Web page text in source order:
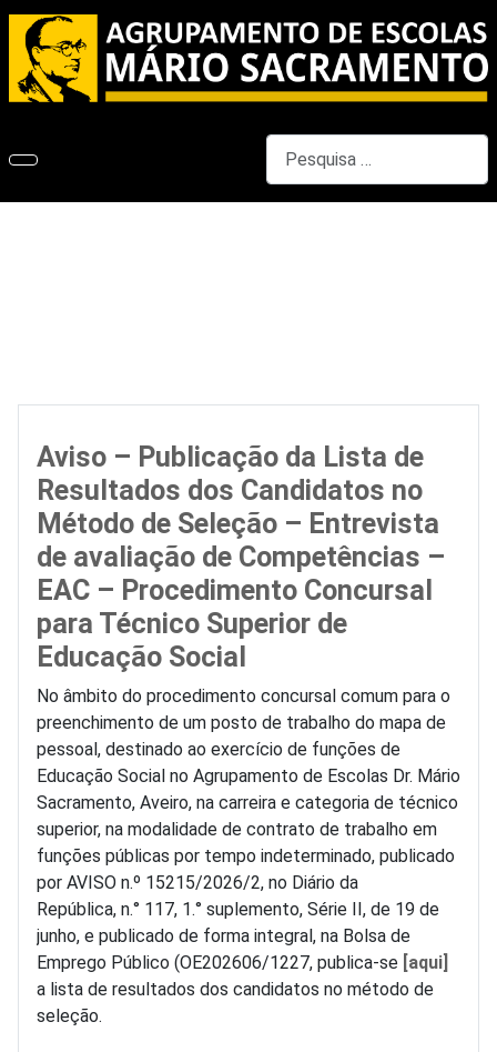
Aviso – Publicação da Lista de
Resultados dos Candidatos no
Método de Seleção – Entrevista
de avaliação de Competências –
EAC – Procedimento Concursal
para Técnico Superior de
Educação Social
No âmbito do procedimento concursal comum para o
preenchimento de um posto de trabalho do mapa de
pessoal, destinado ao exercício de funções de
Educação Social no Agrupamento de Escolas Dr. Mário
Sacramento, Aveiro, na carreira e categoria de técnico
superior, na modalidade de contrato de trabalho em
funções públicas por tempo indeterminado, publicado
por AVISO n.º 15215/2026/2, no Diário da
República, n.° 117, 1.° suplemento, Série II, de 19 de
junho, e publicado de forma integral, na Bolsa de
Emprego Público (OE202606/1227, publica-se [aqui]
a lista de resultados dos candidatos no método de
seleção.